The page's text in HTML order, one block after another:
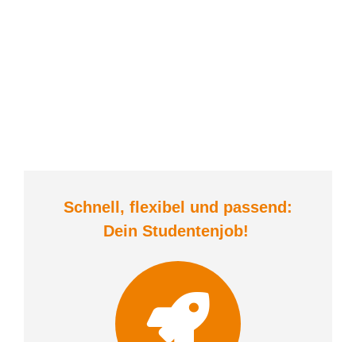
Schnell, flexibel und passend:
Dein Studentenjob!